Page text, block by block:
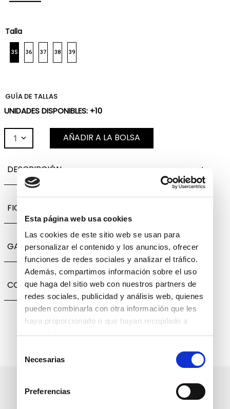
Esta página web usa cookies
Las cookies de este sitio web se usan para
personalizar el contenido y los anuncios, ofrecer
funciones de redes sociales y analizar el tráfico.
Además, compartimos información sobre el uso
que haga del sitio web con nuestros partners de
redes sociales, publicidad y análisis web, quienes
pueden combinarla con otra información que les
haya proporcionado o que hayan recopilado a
deNecesarias
Preferencias
Talla
35 36 37 38 39
GUÍA DE TALLAS
UNIDADES DISPONIBLES: +10
1 AÑADIR A LA BOLSA
DESCRIPCIÓN
FICHA TÉCNICA
GARANTÍA, CAMBIOS Y DEVOLUCIONES
COMPARTIR
Suscríbete a nuestro boletín